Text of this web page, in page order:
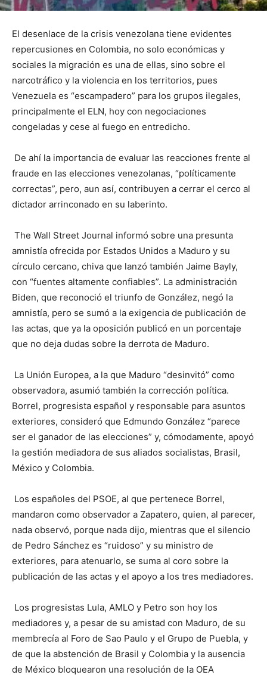
El desenlace de la crisis venezolana tiene evidentes
repercusiones en Colombia, no solo económicas y
sociales la migración es una de ellas, sino sobre el
narcotráfico y la violencia en los territorios, pues
Venezuela es “escampadero” para los grupos ilegales,
principalmente el ELN, hoy con negociaciones
congeladas y cese al fuego en entredicho.
De ahí la importancia de evaluar las reacciones frente al
fraude en las elecciones venezolanas, “políticamente
correctas”, pero, aun así, contribuyen a cerrar el cerco al
dictador arrinconado en su laberinto.
The Wall Street Journal informó sobre una presunta
amnistía ofrecida por Estados Unidos a Maduro y su
círculo cercano, chiva que lanzó también Jaime Bayly,
con “fuentes altamente confiables”. La administración
Biden, que reconoció el triunfo de González, negó la
amnistía, pero se sumó a la exigencia de publicación de
las actas, que ya la oposición publicó en un porcentaje
que no deja dudas sobre la derrota de Maduro.
La Unión Europea, a la que Maduro “desinvitó” como
observadora, asumió también la corrección política.
Borrel, progresista español y responsable para asuntos
exteriores, consideró que Edmundo González “parece
ser el ganador de las elecciones” y, cómodamente, apoyó
la gestión mediadora de sus aliados socialistas, Brasil,
México y Colombia.
Los españoles del PSOE, al que pertenece Borrel,
mandaron como observador a Zapatero, quien, al parecer,
nada observó, porque nada dijo, mientras que el silencio
de Pedro Sánchez es “ruidoso” y su ministro de
exteriores, para atenuarlo, se suma al coro sobre la
publicación de las actas y el apoyo a los tres mediadores.
Los progresistas Lula, AMLO y Petro son hoy los
mediadores y, a pesar de su amistad con Maduro, de su
membrecía al Foro de Sao Paulo y el Grupo de Puebla, y
de que la abstención de Brasil y Colombia y la ausencia
de México bloquearon una resolución de la OEA